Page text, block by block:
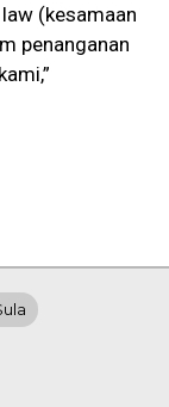
(kesamaan
penanganan